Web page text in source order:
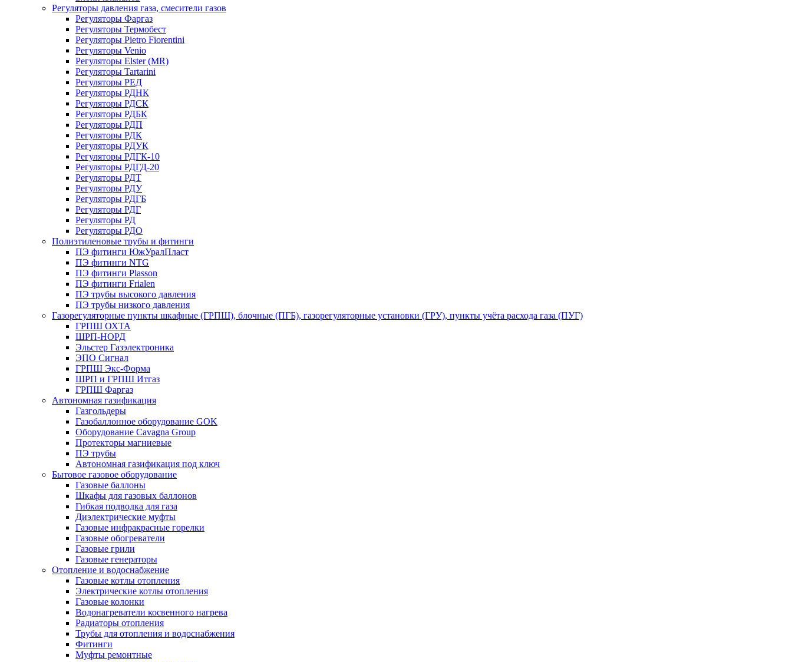
Регуляторы давления газа, смесители газов
Регуляторы Фаргаз
Регуляторы Термобест
Регуляторы Pietro Fiorentini
Регуляторы Venio
Регуляторы Elster (MR)
Регуляторы Tartarini
Регуляторы РЕД
Регуляторы РДНК
Регуляторы РДСК
Регуляторы РДБК
Регуляторы РДП
Регуляторы РДК
Регуляторы РДУК
Регуляторы РДГК-10
Регуляторы РДГД-20
Регуляторы РДТ
Регуляторы РДУ
Регуляторы РДГБ
Регуляторы РДГ
Регуляторы РД
Регуляторы РДО
Полиэтиленовые трубы и фитинги
ПЭ фитинги ЮжУралПласт
ПЭ фитинги NTG
ПЭ фитинги Plasson
ПЭ фитинги Frialen
ПЭ трубы высокого давления
ПЭ трубы низкого давления
Газорегуляторные пункты шкафные (ГРПШ), блочные (ПГБ), газорегуляторные установки (ГРУ), пункты учёта расхода газа (ПУГ)
ГРПШ ОХТА
ШРП-НОРД
Эльстер Газэлектроника
ЭПО Сигнал
ГРПШ Экс-Форма
ШРП и ГРПШ Итгаз
ГРПШ Фаргаз
Автономная газификация
Газгольдеры
Газобаллонное оборудование GOK
Оборудование Cavagna Group
Протекторы магниевые
ПЭ трубы
Автономная газификация под ключ
Бытовое газовое оборудование
Газовые баллоны
Шкафы для газовых баллонов
Гибкая подводка для газа
Диэлектрические муфты
Газовые инфракрасные горелки
Газовые обогреватели
Газовые грили
Газовые генераторы
Отопление и водоснабжение
Газовые котлы отопления
Электрические котлы отопления
Газовые колонки
Водонагреватели косвенного нагрева
Радиаторы отопления
Трубы для отопления и водоснабжения
Фитинги
Муфты ремонтные